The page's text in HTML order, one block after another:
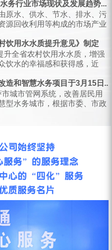
务行业市场现状及发展趋势...
原水、供水、节水、排水、污
源回收利用等构成的市场产业
饮用水水质提升意见》制定
升全省农村饮用水水质，增强
饮水的幸福感和获得感，近
造和智慧水务项目于3月15日...
城市管网系统，改善居民用
型水务城市，根据市委、市政